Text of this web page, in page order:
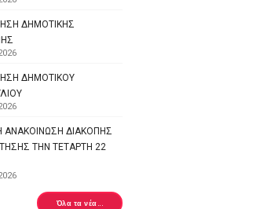
ΔΗΜΟΤΙΚΗΣ
ΔΗΜΟΤΙΚΟΥ
ΑΝΑΚΟΙΝΩΣΗ ΔΙΑΚΟΠΗΣ
ΤΗΝ ΤΕΤΑΡΤΗ 22
Όλα τα νέα...